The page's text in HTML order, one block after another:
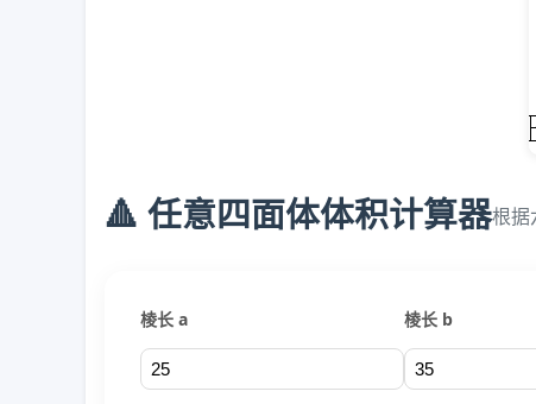
🔺 任意四面体体积计算器根据
棱长 a 棱长 b